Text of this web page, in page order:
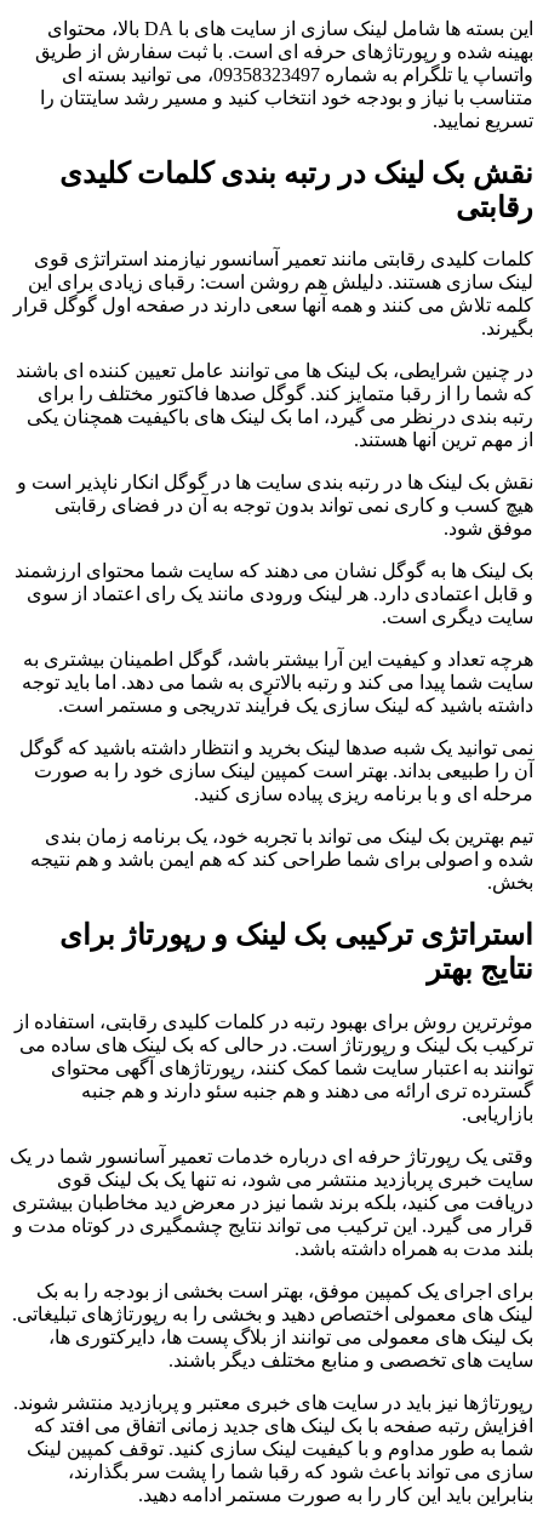
این بسته ها شامل لینک سازی از سایت های با DA بالا، محتوای
بهینه شده و رپورتاژهای حرفه ای است. با ثبت سفارش از طریق
واتساپ یا تلگرام به شماره 09358323497، می توانید بسته ای
متناسب با نیاز و بودجه خود انتخاب کنید و مسیر رشد سایتتان را
تسریع نمایید.
نقش بک لینک در رتبه بندی کلمات کلیدی
رقابتی
کلمات کلیدی رقابتی مانند تعمیر آسانسور نیازمند استراتژی قوی
لینک سازی هستند. دلیلش هم روشن است: رقبای زیادی برای این
کلمه تلاش می کنند و همه آنها سعی دارند در صفحه اول گوگل قرار
بگیرند.
در چنین شرایطی، بک لینک ها می توانند عامل تعیین کننده ای باشند
که شما را از رقبا متمایز کند. گوگل صدها فاکتور مختلف را برای
رتبه بندی در نظر می گیرد، اما بک لینک های باکیفیت همچنان یکی
از مهم ترین آنها هستند.
نقش بک لینک ها در رتبه بندی سایت ها در گوگل انکار ناپذیر است و
هیچ کسب و کاری نمی تواند بدون توجه به آن در فضای رقابتی
موفق شود.
بک لینک ها به گوگل نشان می دهند که سایت شما محتوای ارزشمند
و قابل اعتمادی دارد. هر لینک ورودی مانند یک رای اعتماد از سوی
سایت دیگری است.
هرچه تعداد و کیفیت این آرا بیشتر باشد، گوگل اطمینان بیشتری به
سایت شما پیدا می کند و رتبه بالاتری به شما می دهد. اما باید توجه
داشته باشید که لینک سازی یک فرآیند تدریجی و مستمر است.
نمی توانید یک شبه صدها لینک بخرید و انتظار داشته باشید که گوگل
آن را طبیعی بداند. بهتر است کمپین لینک سازی خود را به صورت
مرحله ای و با برنامه ریزی پیاده سازی کنید.
تیم بهترین بک لینک می تواند با تجربه خود، یک برنامه زمان بندی
شده و اصولی برای شما طراحی کند که هم ایمن باشد و هم نتیجه
بخش.
استراتژی ترکیبی بک لینک و رپورتاژ برای
نتایج بهتر
موثرترین روش برای بهبود رتبه در کلمات کلیدی رقابتی، استفاده از
ترکیب بک لینک و رپورتاژ است. در حالی که بک لینک های ساده می
توانند به اعتبار سایت شما کمک کنند، رپورتاژهای آگهی محتوای
گسترده تری ارائه می دهند و هم جنبه سئو دارند و هم جنبه
بازاریابی.
وقتی یک رپورتاژ حرفه ای درباره خدمات تعمیر آسانسور شما در یک
سایت خبری پربازدید منتشر می شود، نه تنها یک بک لینک قوی
دریافت می کنید، بلکه برند شما نیز در معرض دید مخاطبان بیشتری
قرار می گیرد. این ترکیب می تواند نتایج چشمگیری در کوتاه مدت و
بلند مدت به همراه داشته باشد.
برای اجرای یک کمپین موفق، بهتر است بخشی از بودجه را به بک
لینک های معمولی اختصاص دهید و بخشی را به رپورتاژهای تبلیغاتی.
بک لینک های معمولی می توانند از بلاگ پست ها، دایرکتوری ها،
سایت های تخصصی و منابع مختلف دیگر باشند.
رپورتاژها نیز باید در سایت های خبری معتبر و پربازدید منتشر شوند.
افزایش رتبه صفحه با بک لینک های جدید زمانی اتفاق می افتد که
شما به طور مداوم و با کیفیت لینک سازی کنید. توقف کمپین لینک
سازی می تواند باعث شود که رقبا شما را پشت سر بگذارند،
بنابراین باید این کار را به صورت مستمر ادامه دهید.